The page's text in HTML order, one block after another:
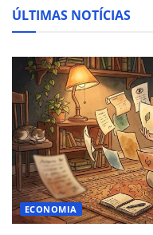
ÚLTIMAS NOTÍCIAS
ECONOMIA